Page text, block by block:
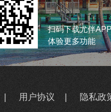
扫码下载尤伴
体验更多功能
用户协议 隐私政